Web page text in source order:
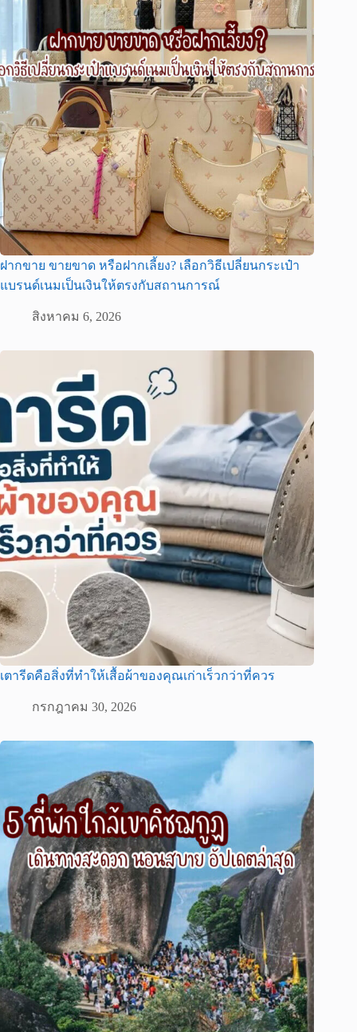
ฝากขาย ขายขาด หรือฝากเลี้ยง? เลือกวิธีเปลี่ยนกระเป๋า
แบรนด์เนมเป็นเงินให้ตรงกับสถานการณ์
สิงหาคม 6, 2026
เตารีดคือสิ่งที่ทำให้เสื้อผ้าของคุณเก่าเร็วกว่าที่ควร
กรกฎาคม 30, 2026